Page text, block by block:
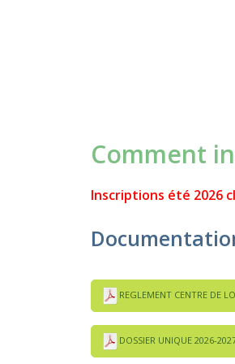
Comment
Inscriptions été 2026
REGLEMENT CENTRE DE
DOSSIER UNIQUE 2026-